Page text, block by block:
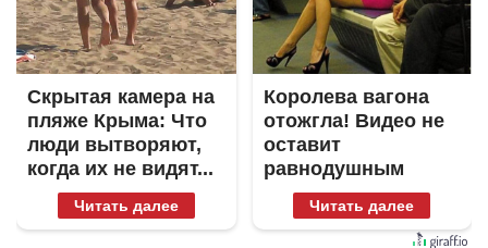
Скрытая камера на
пляже Крыма: Что
люди вытворяют,
когда их не видят...
Читать далее
Королева вагона
отожгла! Видео не
оставит
равнодушным
Читать далее